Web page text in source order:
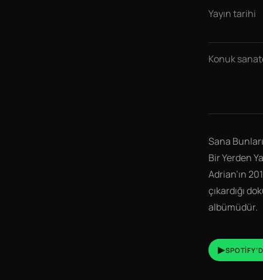
Yayın tarihi
Konuk
Sana
Bir Yerden
Adrian’ın
çıkardığı
albümüdür.
▶